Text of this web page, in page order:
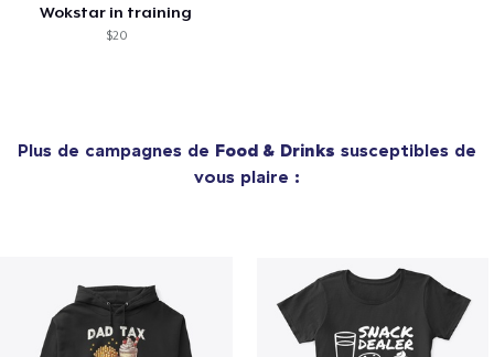
Wokstar in training
$20
Plus de campagnes de Food & Drinks susceptibles de
vous plaire :